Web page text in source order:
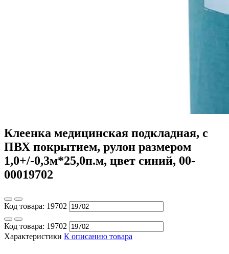
Клеенка медицинская подкладная, с
ПВХ покрытием, рулон размером
1,0+/-0,3м*25,0п.м, цвет синий, 00-
00019702
Код товара: 19702
Код товара: 19702
Характеристики К описанию товара